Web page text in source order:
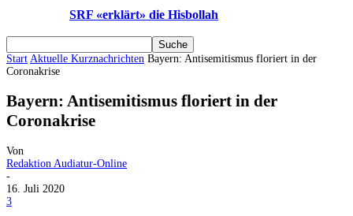
SRF «erklärt» die Hisbollah
Start Aktuelle Kurznachrichten Bayern: Antisemitismus floriert in der
Coronakrise
Bayern: Antisemitismus floriert in der
Coronakrise
Von
Redaktion Audiatur-Online
-
16. Juli 2020
3